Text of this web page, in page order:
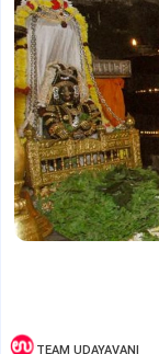
TEAM UDAYAVANI